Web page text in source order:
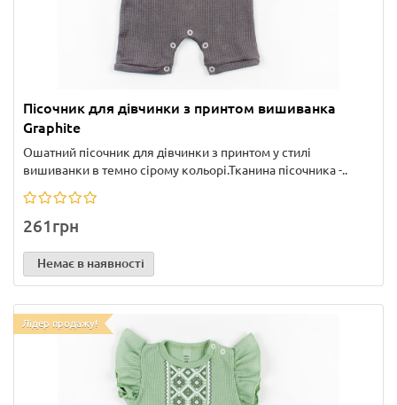
Пісочник для дівчинки з принтом вишиванка
Graphite
Ошатний пісочник для дівчинки з принтом у стилі
вишиванки в темно сірому кольорі.Тканина пісочника -..
261грн
Немає в наявності
Лідер продажу!